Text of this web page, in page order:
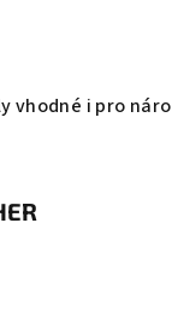
vhodné i pro